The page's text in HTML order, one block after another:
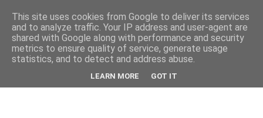
This site uses cookies from Google to deliver its services
and to analyze traffic. Your IP address and user-agent are
shared with Google along with performance and security
metrics to ensure quality of service, generate usage
statistics, and to detect and address abuse.
LEARN MORE GOT IT